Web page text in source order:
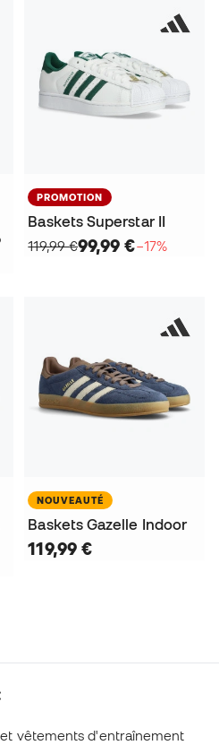
PROMOTION
Baskets Superstar II
119,99 €99,99 €−17%
NOUVEAUTÉ
Baskets Gazelle Indoor
119,99 €
et vêtements d'entraînement